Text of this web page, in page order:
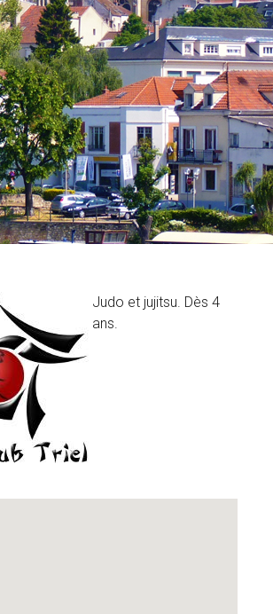
Judo et jujitsu. Dès 4
ans.